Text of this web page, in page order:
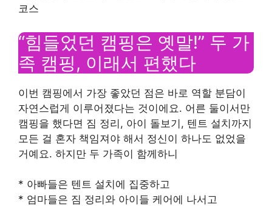
코스
“힘들었던 캠핑은 옛말!” 두 가
족 캠핑, 이래서 편했다
이번 캠핑에서 가장 좋았던 점은 바로 역할 분담이
자연스럽게 이루어졌다는 것이에요. 어른 둘이서만
캠핑을 했다면 짐 정리, 아이 돌보기, 텐트 설치까지
모든 걸 혼자 책임져야 해서 정신이 하나도 없었을
거예요. 하지만 두 가족이 함께하니
* 아빠들은 텐트 설치에 집중하고
* 엄마들은 짐 정리와 아이들 케어에 나서고